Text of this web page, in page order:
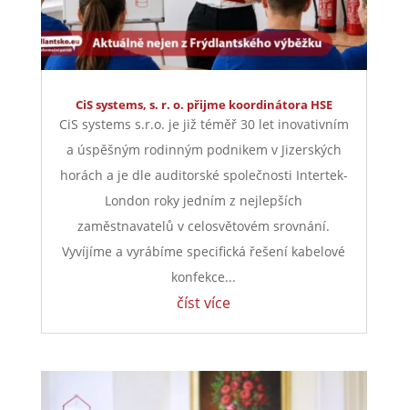
CiS systems, s. r. o. přijme koordinátora HSE
CiS systems s.r.o. je již téměř 30 let inovativním
a úspěšným rodinným podnikem v Jizerských
horách a je dle auditorské společnosti Intertek-
London roky jedním z nejlepších
zaměstnavatelů v celosvětovém srovnání.
Vyvíjíme a vyrábíme specifická řešení kabelové
konfekce...
číst více